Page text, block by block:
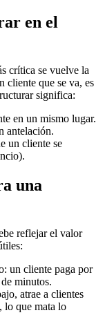
en el
crítica se vuelve la
cliente que se va, es
significa:
en un mismo lugar.
antelación.
un cliente se
una
reflejar el valor
un cliente paga por
minutos.
atrae a clientes
lo que mata lo